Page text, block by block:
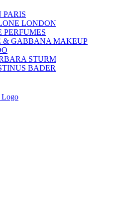
LONDON
PERFUMES
& GABBANA MAKEUP
STURM
BADER